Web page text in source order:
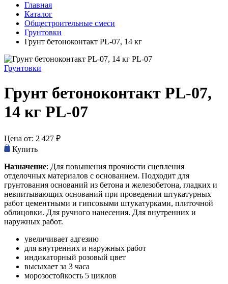
Главная
Каталог
Общестроительные смеси
Грунтовки
Грунт бетоноконтакт PL-07, 14 кг
Грунтовки
Грунт бетоноконтакт PL-07,
14 кг PL-07
Цена от: 2 427 ₽
Купить
Назначение: Для повышения прочности сцепления
отделочных материалов с основанием. Подходит для
грунтования оснований из бетона и железобетона, гладких и
невпитывающих оснований при проведении штукатурных
работ цементными и гипсовыми штукатурками, плиточной
облицовки. Для ручного нанесения. Для внутренних и
наружных работ.
увеличивает адгезию
для внутренних и наружных работ
индикаторный розовый цвет
высыхает за 3 часа
морозостойкость 5 циклов